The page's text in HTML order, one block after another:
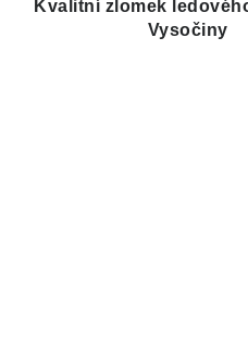
Kvalitní zlomek
Vysočiny